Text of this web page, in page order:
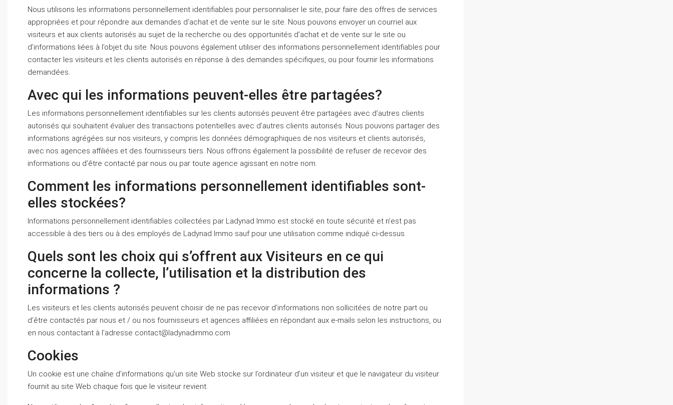
Nous utilisons les informations personnellement identifiables pour personnaliser le site, pour faire des offres de services
appropriées et pour répondre aux demandes d’achat et de vente sur le site. Nous pouvons envoyer un courriel aux
visiteurs et aux clients autorisés au sujet de la recherche ou des opportunités d’achat et de vente sur le site ou
d’informations liées à l’objet du site. Nous pouvons également utiliser des informations personnellement identifiables pour
contacter les visiteurs et les clients autorisés en réponse à des demandes spécifiques, ou pour fournir les informations
demandées.
Avec qui les informations peuvent-elles être partagées?
Les informations personnellement identifiables sur les clients autorisés peuvent être partagées avec d’autres clients
autorisés qui souhaitent évaluer des transactions potentielles avec d’autres clients autorisés. Nous pouvons partager des
informations agrégées sur nos visiteurs, y compris les données démographiques de nos visiteurs et clients autorisés,
avec nos agences affiliées et des fournisseurs tiers. Nous offrons également la possibilité de refuser de recevoir des
informations ou d’être contacté par nous ou par toute agence agissant en notre nom.
Comment les informations personnellement identifiables sont-
elles stockées?
Informations personnellement identifiables collectées par Ladynad Immo est stocké en toute sécurité et n’est pas
accessible à des tiers ou à des employés de Ladynad Immo sauf pour une utilisation comme indiqué ci-dessus.
Quels sont les choix qui s’offrent aux Visiteurs en ce qui
concerne la collecte, l’utilisation et la distribution des
informations ?
Les visiteurs et les clients autorisés peuvent choisir de ne pas recevoir d’informations non sollicitées de notre part ou
d’être contactés par nous et / ou nos fournisseurs et agences affiliées en répondant aux e-mails selon les instructions, ou
en nous contactant à l’adresse contact@ladynadimmo.com
Cookies
Un cookie est une chaîne d’informations qu’un site Web stocke sur l’ordinateur d’un visiteur et que le navigateur du visiteur
fournit au site Web chaque fois que le visiteur revient.